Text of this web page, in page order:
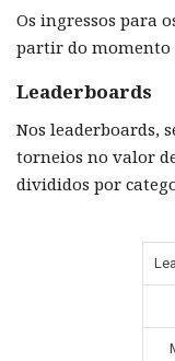
Os ingressos para
partir do momento
Leaderboards
Nos leaderboards,
torneios no valor
divididos por